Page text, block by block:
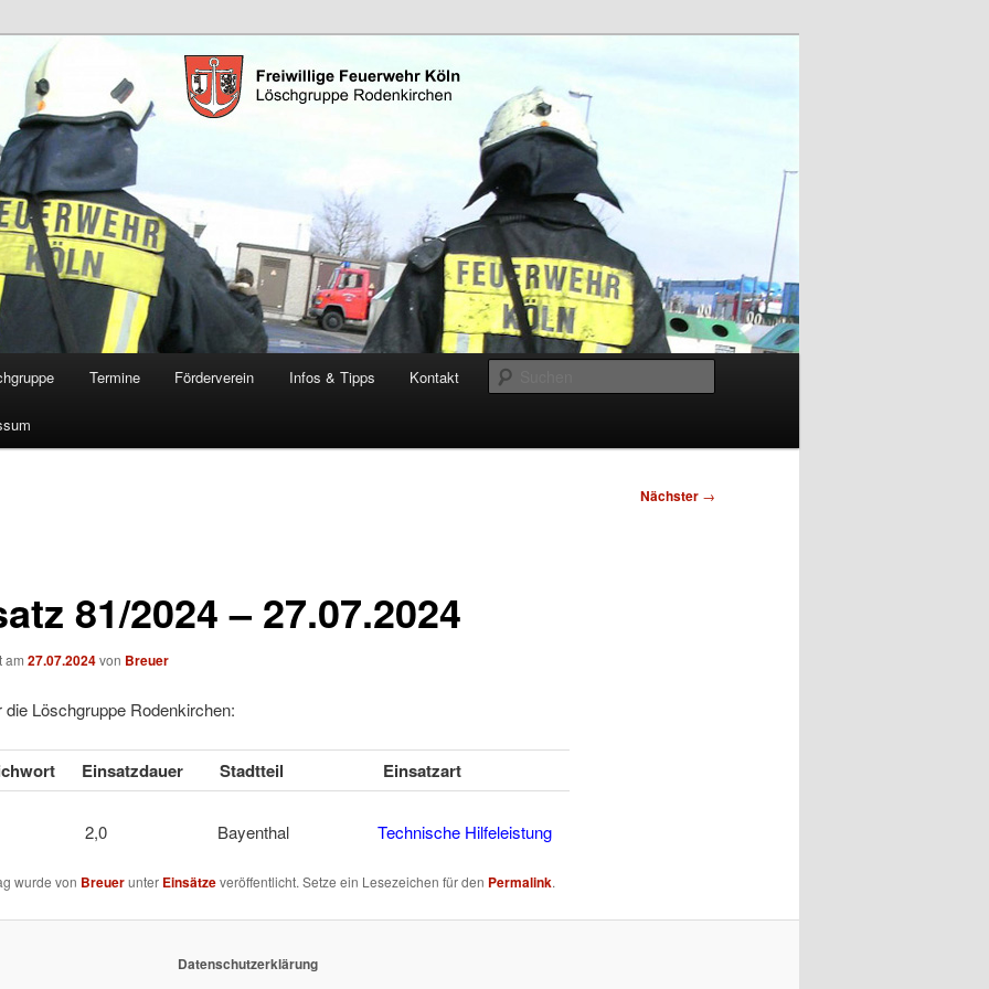
Rodenkirchen
Termine Förderverein Infos & Tipps Kontakt
Nächster →
81/2024 – 27.07.2024
am 27.07.2024von Breuer
die Löschgruppe Rodenkirchen:
Einsatzdauer Stadtteil Einsatzart
2,0 Bayenthal Technische Hilfeleistung
wurde von Breuerunter Einsätzeveröffentlicht. Setze ein Lesezeichen für den Permalink.
Datenschutzerklärung